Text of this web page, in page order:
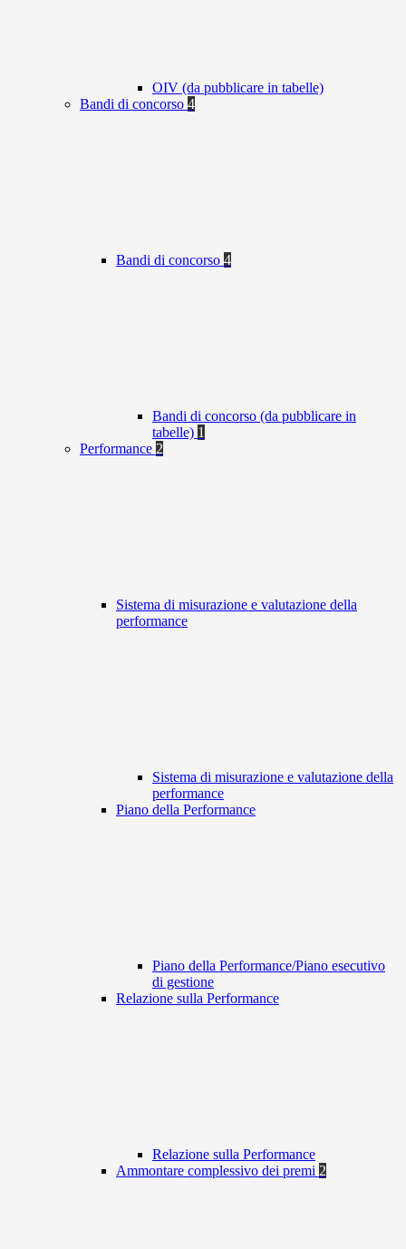
OIV (da pubblicare in tabelle)
Bandi di concorso 4
Bandi di concorso 4
Bandi di concorso (da pubblicare in
tabelle) 1
Performance 2
Sistema di misurazione e valutazione della
performance
Sistema di misurazione e valutazione della
performance
Piano della Performance
Piano della Performance/Piano esecutivo
di gestione
Relazione sulla Performance
Relazione sulla Performance
Ammontare complessivo dei premi 2